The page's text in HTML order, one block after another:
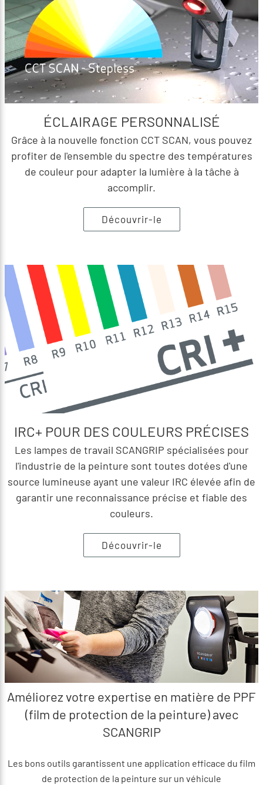
ÉCLAIRAGE PERSONNALISÉ
Grâce à la nouvelle fonction CCT SCAN, vous pouvez
profiter de l'ensemble du spectre des températures
de couleur pour adapter la lumière à la tâche à
accomplir.
Découvrir-le
IRC+ POUR DES COULEURS PRÉCISES
Les lampes de travail SCANGRIP spécialisées pour
l'industrie de la peinture sont toutes dotées d'une
source lumineuse ayant une valeur IRC élevée afin de
garantir une reconnaissance précise et fiable des
couleurs.
Découvrir-le
Améliorez votre expertise en matière de PPF
(film de protection de la peinture) avec
SCANGRIP
Les bons outils garantissent une application efficace du film
de protection de la peinture sur un véhicule